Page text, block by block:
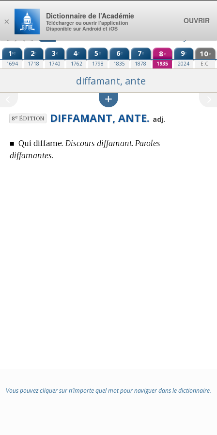
Aller au contenu
1re
1694
2e
1718
3e
1740
4e
1762
5e
1798
6e
1835
7e
1878
8e
1935
9e
2024
10e
E.C.
diffamant, ante
8eÉDITION DIFFAMANT, ANTE. adj.
■ Qui diffame. Discours diffamant. Paroles
diffamantes.
Vous pouvez cliquer sur n’importe quel mot pour naviguer dans le dictionnaire.
×
Dictionnaire de l’Académie
Télécharger ou ouvrir l’application
Disponible sur Android et iOS
OUVRIR